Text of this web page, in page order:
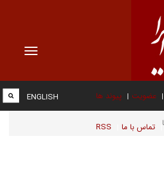
Toggle
عضویت پیوند ها
تماس با ما RSS
ENGLISH